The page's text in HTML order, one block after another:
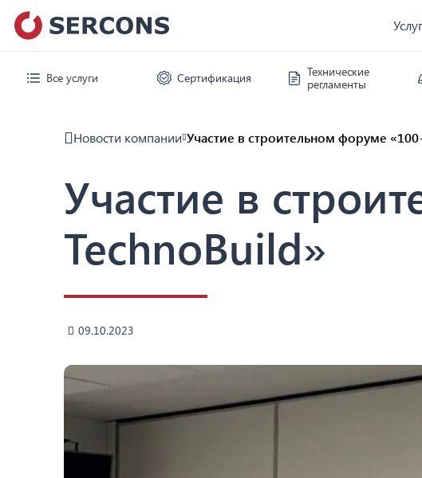
Все услуги Сертификация
Технические
регламенты
Новости компании Участие в строительном форуме
Участие в
TechnoBuild»
09.10.2023